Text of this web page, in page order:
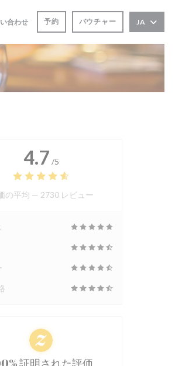
開きます))
で開きます))
合わせ 予約 バウチャー JA
4.7 /5
の平均 — 2730 レビュー
証明された評価